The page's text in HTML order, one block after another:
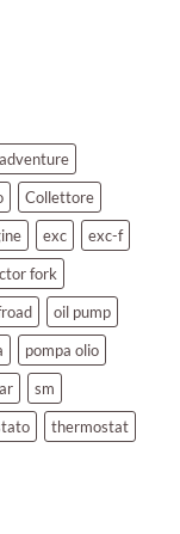
adventure
Collettore
exc
exc-f
fork
oil pump
pompa olio
sm
thermostat